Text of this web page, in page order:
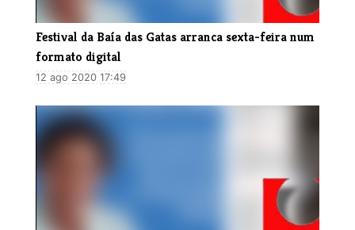
​Festival da Baía das Gatas arranca sexta-feira num
formato digital
12 ago 2020 17:49